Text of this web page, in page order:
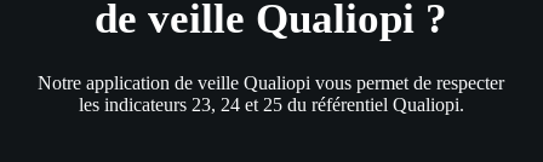
de veille Qualiopi ?
Notre application de veille Qualiopi vous permet de respecter
les indicateurs 23, 24 et 25 du référentiel Qualiopi.